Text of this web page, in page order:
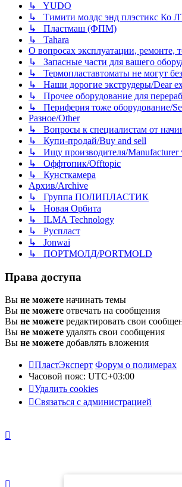
↳ YUDO
↳ Тимити молдс энд плэстикс Ко
↳ Пластмаш (ФПМ)
↳ Tahara
О вопросах эксплуатации, ремонте,
↳ Запасные части для вашего
↳ Термопластавтоматы не могут
↳ Наши дорогие экструдеры/Dear
↳ Прочее оборудование для
↳ Периферия тоже оборудование/
Разное/Other
↳ Вопросы к специалистам от
↳ Купи-продай/Buy and sell
↳ Ищу производителя/Manufacturer
↳ Оффтопик/Offtopic
↳ Кунсткамера
Архив/Archive
↳ Группа ПОЛИПЛАСТИК
↳ Новая Орбита
↳ ILMA Technology
↳ Руспласт
↳ Jonwai
↳ ПОРТМОЛД/PORTMOLD
Права доступа
Вы не можете начинать темы
Вы не можете отвечать на сообщения
Вы не можете редактировать свои
Вы не можете удалять свои сообщения
Вы не можете добавлять вложения
ПластЭксперт Форум о полимерах
Часовой пояс: UTC+03:00
Удалить cookies
Связаться с администрацией